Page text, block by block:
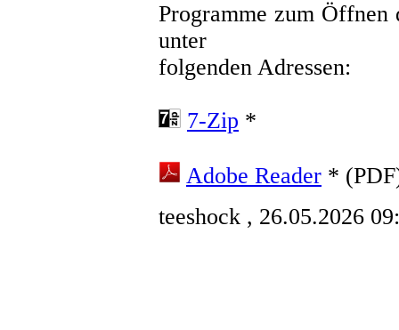
Programme zum Öffnen
unter
folgenden Adressen:
7-Zip *
Adobe Reader *
teeshock , 26.05.2026